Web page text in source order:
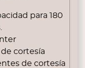
para 180
cortesía
de cortesía